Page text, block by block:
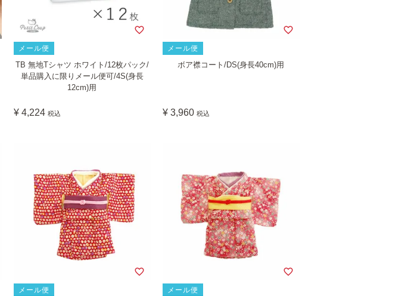
メール便
TB 無地Tシャツ ホワイト/12枚パック/
単品購入に限りメール便可/4S(身長
12cm)用
¥ 4,224 税込
メール便
ボア襟コート/DS(身長40cm)用
¥ 3,960 税込
メール便 メール便